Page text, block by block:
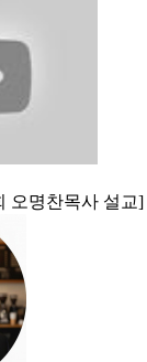
오명찬목사 설교]